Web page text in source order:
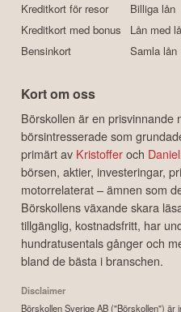
Kreditkort för resor
Kreditkort med bonus
Bensinkort
Billiga lån
Lån med
Samla lån
Kort om oss
Börskollen är en prisvinnande
börsintresserade som
primärt av Kristofferoch Daniel
börsen, aktier, investeringar,
motorrelaterat – ämnen som
Börskollens växande skara
tillgänglig, kostnadsfritt, har
hundratusentals gånger och
bland de bästa i branschen.
Disclaimer
Börskollen Sverige AB ("Börskollen") är